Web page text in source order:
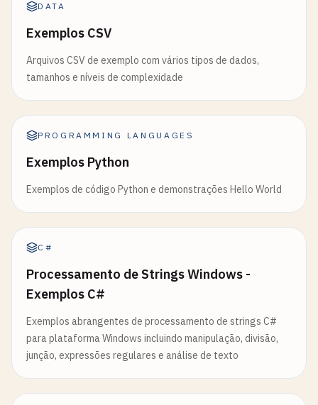
DATA
Exemplos CSV
Arquivos CSV de exemplo com vários tipos de dados,
tamanhos e níveis de complexidade
PROGRAMMING LANGUAGES
Exemplos Python
Exemplos de código Python e demonstrações Hello World
C#
Processamento de Strings Windows -
Exemplos C#
Exemplos abrangentes de processamento de strings C#
para plataforma Windows incluindo manipulação, divisão,
junção, expressões regulares e análise de texto